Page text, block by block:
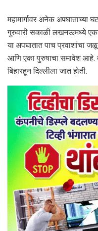
महामार्गावर अनेक
गुरुवारी सकाळी लखनऊमध्ये
या अपघातात पाच प्रवाशांचा
आणि एका पुरुषाचा समावेश आहे.
बिहारहून दिल्लीला जात होती.